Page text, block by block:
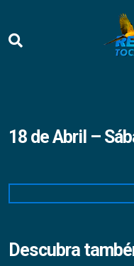
18 de Abril –
Descubra